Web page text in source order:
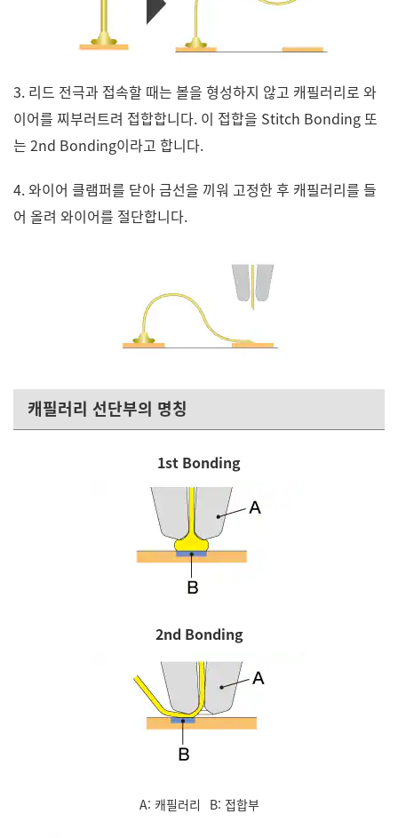
3. 리드 전극과 접속할 때는 볼을 형성하지 않고 캐필러리로 와
이어를 찌부러트려 접합합니다. 이 접합을 Stitch Bonding 또
는 2nd Bonding이라고 합니다.
4. 와이어 클램퍼를 닫아 금선을 끼워 고정한 후 캐필러리를 들
어 올려 와이어를 절단합니다.
캐필러리 선단부의 명칭
1st Bonding
2nd Bonding
A: 캐필러리 B: 접합부